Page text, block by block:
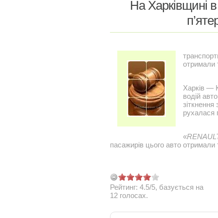
На Харківщині
отримали
Харків —
водій
зіткнення
рухалася
«
пасажирів цього авто
Рейтинг: 4.5/5, базується на
12 голосах.